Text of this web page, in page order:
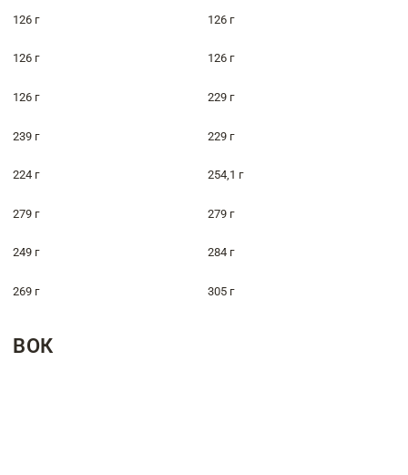
126 г 126 г
126 г 126 г
126 г 229 г
239 г 229 г
224 г 254,1 г
279 г 279 г
249 г 284 г
269 г 305 г
ВОК